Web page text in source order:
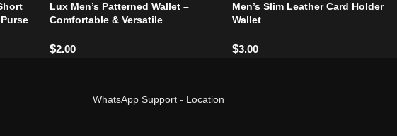
Lux Men’s Patterned Wallet –
Comfortable & Versatile
$2.00
Men’s Slim Leather Card Holder
Wallet
$3.00
WhatsApp Support- Location